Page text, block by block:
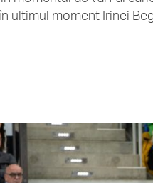
ultimul moment Irinei